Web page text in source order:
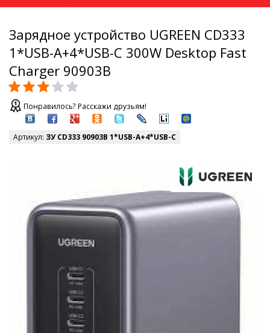
Зарядное устройство UGREEN CD333
1*USB-A+4*USB-C 300W Desktop Fast
Charger 90903B
Понравилось? Расскажи друзьям!
Артикул: ЗУ CD333 90903B 1*USB-A+4*USB-C